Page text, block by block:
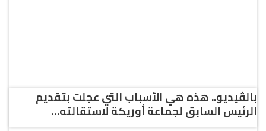
بالڤيديو.. هذه هي الأسباب التي عجلت بتقديم
الرئيس السابق لجماعة أوريكة لاستقالته…